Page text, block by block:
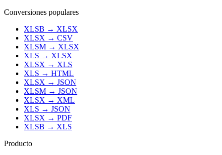
Conversiones populares
XLSB → XLSX
XLSX → CSV
XLSM → XLSX
XLS → XLSX
XLSX → XLS
XLS → HTML
XLSX → JSON
XLSM → JSON
XLSX → XML
XLS → JSON
XLSX → PDF
XLSB → XLS
Producto